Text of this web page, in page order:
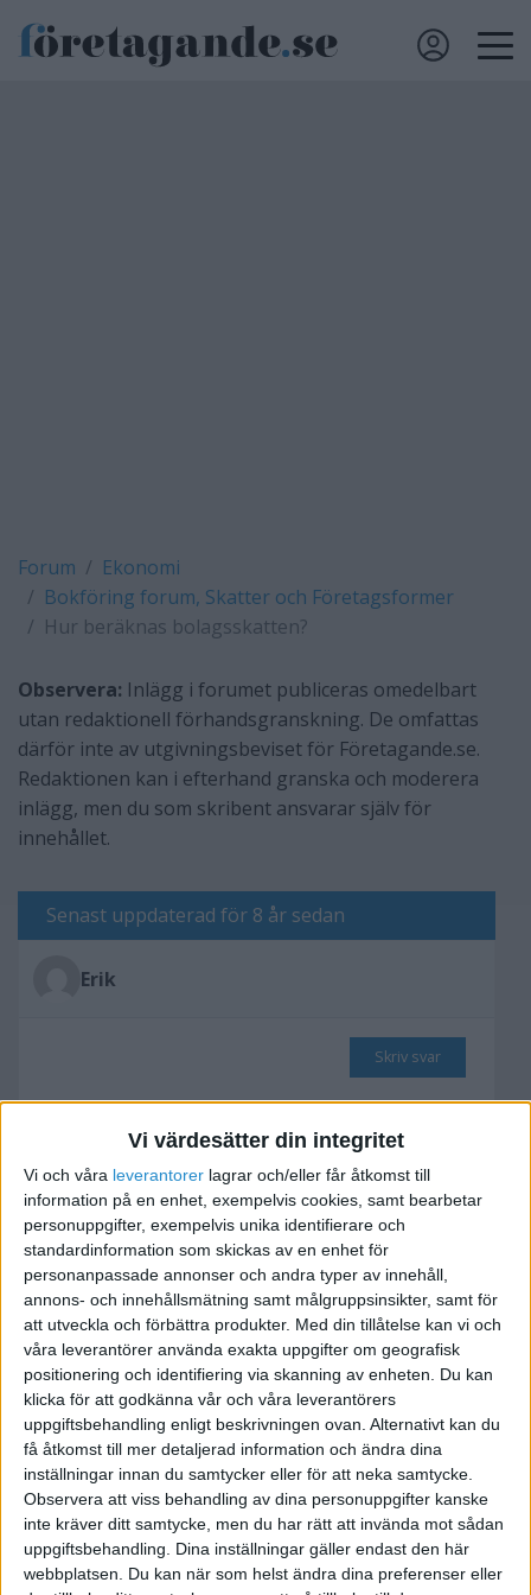
Vi värdesätter din integritet
Vi och våra leverantorer lagrar och/eller får åtkomst till
information på en enhet, exempelvis cookies, samt bearbetar
personuppgifter, exempelvis unika identifierare och
standardinformation som skickas av en enhet för
personanpassade annonser och andra typer av innehåll,
annons- och innehållsmätning samt målgruppsinsikter, samt för
att utveckla och förbättra produkter. Med din tillåtelse kan vi och
våra leverantörer använda exakta uppgifter om geografisk
positionering och identifiering via skanning av enheten. Du kan
klicka för att godkänna vår och våra leverantörers
uppgiftsbehandling enligt beskrivningen ovan. Alternativt kan du
få åtkomst till mer detaljerad information och ändra dina
inställningar innan du samtycker eller för att neka samtycke.
Observera att viss behandling av dina personuppgifter kanske
inte kräver ditt samtycke, men du har rätt att invända mot sådan
uppgiftsbehandling. Dina inställningar gäller endast den här
webbplatsen. Du kan när som helst ändra dina preferenser eller
Forum
Ekonomi
Bokföring forum, Skatter och Företagsformer
Hur beräknas bolagsskatten?
Observera: Inlägg i forumet publiceras omedelbart
utan redaktionell förhandsgranskning. De omfattas
därför inte av utgivningsbeviset för Företagande.se.
Redaktionen kan i efterhand granska och moderera
inlägg, men du som skribent ansvarar själv för
innehållet.
Senast uppdaterad för 8 år sedan
Erik
Skriv svar
Hur beräknas
bolagsskatten?
2018-03-16 14:24
Mitt AB har gjort två förlustår, men nu gör det
vinst. Hur beräknas bolagsskatten? Totalt sett
(inkl tidigare år) så blir det strax över nollan, men
sett till senaste året så blir det ca 25000 i vinst.
Hur räknar jag?
Ingvar Wogenius